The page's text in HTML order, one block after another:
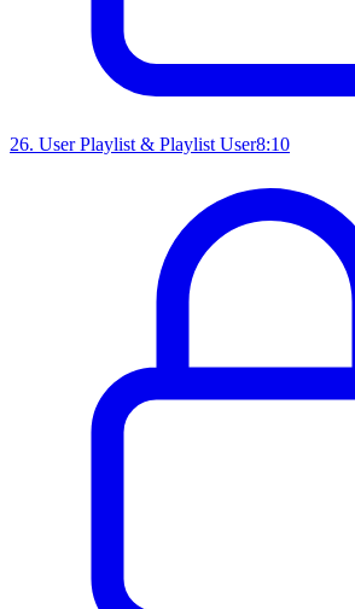
26. User Playlist & Playlist User8:10